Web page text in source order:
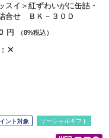
スイ＞紅ずわいがに缶詰・
合せ ＢＫ－３０Ｄ
円 （8%税込）
✕
ント対象 ソーシャルギフト